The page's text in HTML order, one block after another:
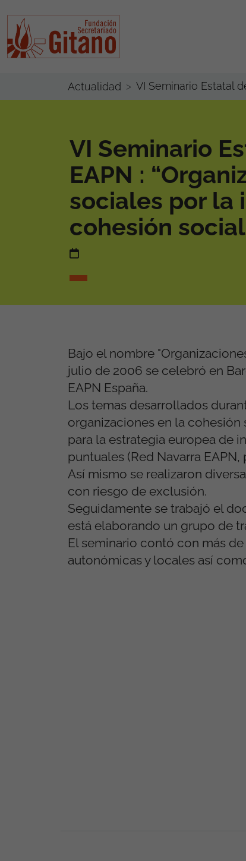
Actualidad VI Seminario Estatal
VI Seminario
EAPN :
sociales por la
cohesión
Bajo el nombre
julio de 2006 se celebró en
EAPN España.
Los temas desarrollados
organizaciones en la
para la estrategia europea de
puntuales (Red Navarra
Así mismo se realizaron
con riesgo de exclusión.
Seguidamente se trabajó el
está elaborando un grupo de
El seminario contó con más
autonómicas y locales así